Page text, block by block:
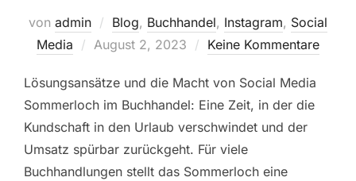
von admin Blog, Buchhandel, Instagram, Social
Media
Veröffentlicht
August 2, 2023 Keine Kommentare
Lösungsansätze und die Macht von Social Media
Sommerloch im Buchhandel: Eine Zeit, in der die
Kundschaft in den Urlaub verschwindet und der
Umsatz spürbar zurückgeht. Für viele
Buchhandlungen stellt das Sommerloch eine